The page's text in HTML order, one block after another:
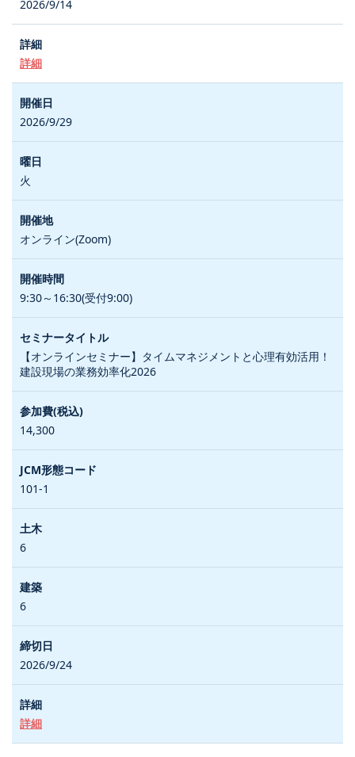
2026/9/14
詳細
2026/9/29
火
オンライン(Zoom)
9:30～16:30(受付9:00)
【オンラインセミナー】タイムマネジメントと心理有効活用！
建設現場の業務効率化2026
14,300
101-1
6
6
2026/9/24
詳細